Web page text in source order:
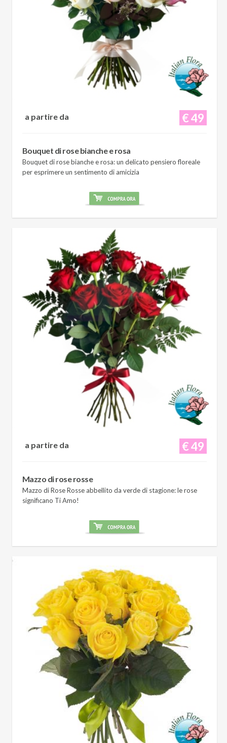
€ 49
a partire da
Bouquet di rose bianche e rosa
Bouquet di rose bianche e rosa: un delicato pensiero floreale
per esprimere un sentimento di amicizia
€ 49
a partire da
Mazzo di rose rosse
Mazzo di Rose Rosse abbellito da verde di stagione: le rose
significano Ti Amo!